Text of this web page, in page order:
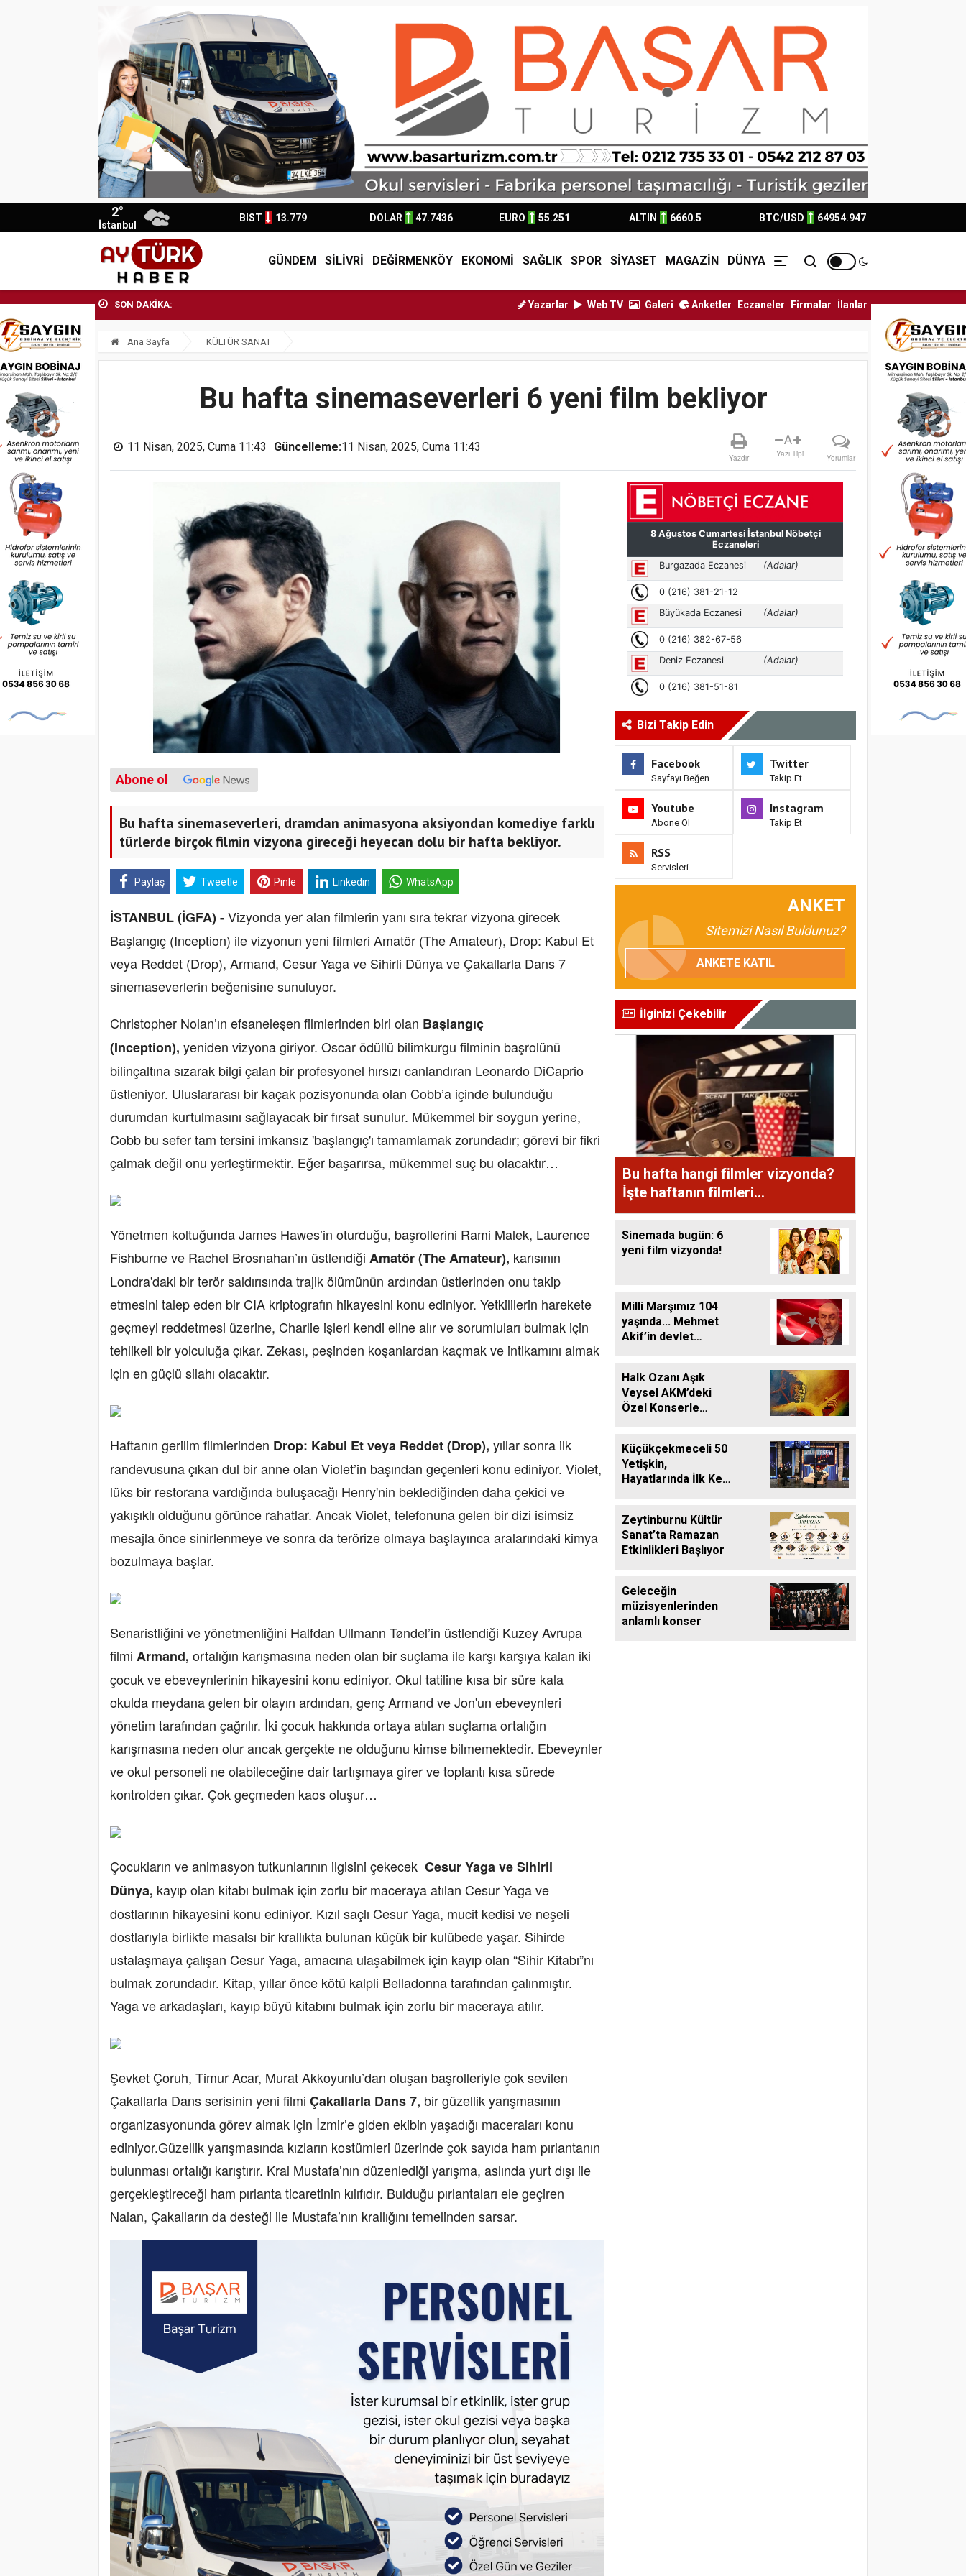
2°
İstanbul
BIST 13.779 DOLAR 47.7436 EURO 55.251 ALTIN 6660.5 BTC/USD 64954.947
GÜNDEM SİLİVRİ DEĞİRMENKÖY EKONOMİ SAĞLIK SPOR SİYASET MAGAZİN DÜNYA
SON DAKİKA: Yazarlar Web TV Galeri Anketler Eczaneler Firmalar İlanlar
Ana Sayfa KÜLTÜR SANAT
Bu hafta sinemaseverleri 6 yeni film bekliyor
11 Nisan, 2025, Cuma 11:43 Güncelleme:11 Nisan, 2025, Cuma 11:43
Yazdır
A
Yazı Tipi Yorumlar
Abone ol
Bu hafta sinemaseverleri, dramdan animasyona aksiyondan komediye farklı
türlerde birçok filmin vizyona gireceği heyecan dolu bir hafta bekliyor.
Paylaş Tweetle Pinle Linkedin WhatsApp
İSTANBUL (İGFA) -Vizyonda yer alan filmlerin yanı sıra tekrar vizyona girecek
Başlangıç (Inception) ile vizyonun yeni filmleri Amatör (The Amateur), Drop: Kabul Et
veya Reddet (Drop), Armand, Cesur Yaga ve Sihirli Dünya ve Çakallarla Dans 7
sinemaseverlerin beğenisine sunuluyor.
Christopher Nolan’ın efsaneleşen filmlerinden biri olan Başlangıç
(Inception), yeniden vizyona giriyor. Oscar ödüllü bilimkurgu filminin başrolünü
bilinçaltına sızarak bilgi çalan bir profesyonel hırsızı canlandıran Leonardo DiCaprio
üstleniyor. Uluslararası bir kaçak pozisyonunda olan Cobb’a içinde bulunduğu
durumdan kurtulmasını sağlayacak bir fırsat sunulur. Mükemmel bir soygun yerine,
Cobb bu sefer tam tersini imkansız 'başlangıç'ı tamamlamak zorundadır; görevi bir fikri
çalmak değil onu yerleştirmektir. Eğer başarırsa, mükemmel suç bu olacaktır…
Yönetmen koltuğunda James Hawes’in oturduğu, başrollerini Rami Malek, Laurence
Fishburne ve Rachel Brosnahan’ın üstlendiği Amatör (The Amateur), karısının
Londra'daki bir terör saldırısında trajik ölümünün ardından üstlerinden onu takip
etmesini talep eden bir CIA kriptografın hikayesini konu ediniyor. Yetkililerin harekete
geçmeyi reddetmesi üzerine, Charlie işleri kendi eline alır ve sorumluları bulmak için
tehlikeli bir yolculuğa çıkar. Zekası, peşinden koşanlardan kaçmak ve intikamını almak
için en güçlü silahı olacaktır.
Haftanın gerilim filmlerinden Drop: Kabul Et veya Reddet (Drop), yıllar sonra ilk
randevusuna çıkan dul bir anne olan Violet’in başından geçenleri konu ediniyor. Violet,
lüks bir restorana vardığında buluşacağı Henry'nin beklediğinden daha çekici ve
yakışıklı olduğunu görünce rahatlar. Ancak Violet, telefonuna gelen bir dizi isimsiz
mesajla önce sinirlenmeye ve sonra da terörize olmaya başlayınca aralarındaki kimya
bozulmaya başlar.
Senaristliğini ve yönetmenliğini Halfdan Ullmann Tøndel’in üstlendiği Kuzey Avrupa
filmi Armand, ortalığın karışmasına neden olan bir suçlama ile karşı karşıya kalan iki
çocuk ve ebeveynlerinin hikayesini konu ediniyor. Okul tatiline kısa bir süre kala
okulda meydana gelen bir olayın ardından, genç Armand ve Jon'un ebeveynleri
yönetim tarafından çağrılır. İki çocuk hakkında ortaya atılan suçlama ortalığın
karışmasına neden olur ancak gerçekte ne olduğunu kimse bilmemektedir. Ebeveynler
ve okul personeli ne olabileceğine dair tartışmaya girer ve toplantı kısa sürede
kontrolden çıkar. Çok geçmeden kaos oluşur…
Çocukların ve animasyon tutkunlarının ilgisini çekecek Cesur Yaga ve Sihirli
Dünya, kayıp olan kitabı bulmak için zorlu bir maceraya atılan Cesur Yaga ve
dostlarının hikayesini konu ediniyor. Kızıl saçlı Cesur Yaga, mucit kedisi ve neşeli
dostlarıyla birlikte masalsı bir krallıkta bulunan küçük bir kulübede yaşar. Sihirde
ustalaşmaya çalışan Cesur Yaga, amacına ulaşabilmek için kayıp olan “Sihir Kitabı”nı
bulmak zorundadır. Kitap, yıllar önce kötü kalpli Belladonna tarafından çalınmıştır.
Yaga ve arkadaşları, kayıp büyü kitabını bulmak için zorlu bir maceraya atılır.
Şevket Çoruh, Timur Acar, Murat Akkoyunlu’dan oluşan başrolleriyle çok sevilen
Çakallarla Dans serisinin yeni filmi Çakallarla Dans 7, bir güzellik yarışmasının
organizasyonunda görev almak için İzmir’e giden ekibin yaşadığı maceraları konu
ediniyor.Güzellik yarışmasında kızların kostümleri üzerinde çok sayıda ham pırlantanın
bulunması ortalığı karıştırır. Kral Mustafa’nın düzenlediği yarışma, aslında yurt dışı ile
gerçekleştireceği ham pırlanta ticaretinin kılıfıdır. Bulduğu pırlantaları ele geçiren
Nalan, Çakalların da desteği ile Mustafa’nın krallığını temelinden sarsar.
Bizi Takip Edin
Facebook
Sayfayı Beğen
Twitter
Takip Et
Youtube
Abone Ol
Instagram
Takip Et
RSS
Servisleri
ANKET
Sitemizi Nasıl Buldunuz?
ANKETE KATIL
İlginizi Çekebilir
Bu hafta hangi filmler vizyonda?
İşte haftanın filmleri...
Sinemada bugün: 6
yeni film vizyonda!
Milli Marşımız 104
yaşında... Mehmet
Akif’in devlet
Halk Ozanı Aşık
Veysel AKM’deki
Özel Konserle
Küçükçekmeceli 50
Yetişkin,
Hayatlarında İlk Kez
Zeytinburnu Kültür
Sanat’ta Ramazan
Etkinlikleri Başlıyor
Geleceğin
müzisyenlerinden
anlamlı konser